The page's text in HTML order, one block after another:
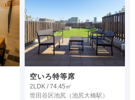
空いろ特等席
2LDK / 74.45㎡
世田谷区池尻 （池尻大橋駅）